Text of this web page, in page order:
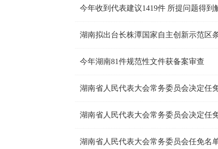
今年收到代表建议1419件 所提问题得到
湖南拟出台长株潭国家自主创新示范区
今年湖南81件规范性文件获备案审查
湖南省人民代表大会常务委员会决定任
湖南省人民代表大会常务委员会决定任
湖南省人民代表大会常务委员会任免名